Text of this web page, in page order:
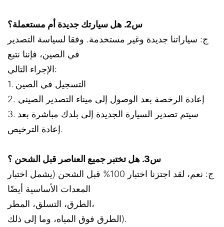
س2. هل سيارتك جديدة أم مستعملة؟
ج: سياراتنا جديدة وغير مستخدمة. وفقا لسياسة التصدير
في الصين، فإننا نتبع
الإجراء التالي:
1. التسجيل في الصين
2. إعادة الرخصة بعد الوصول إلى ميناء التصدير الصيني
3. سيتم تصدير السيارة الجديدة إلى بلدك مباشرة بعد
إعادة الترخيص.
س3. هل تختبر جميع العناصر قبل الشحن ؟
ج: نعم، لقد اجتزنا اختبار 100% قبل الشحن (يشمل اختبار
المعدات الأساسية أيضًا
الطرق، التسلق، المطر،
الطرق فوق المياه، وما إلى ذلك).